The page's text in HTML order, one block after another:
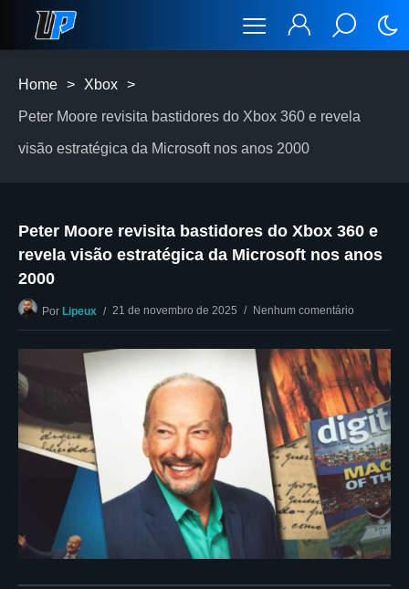
Home > Xbox >
Peter Moore revisita bastidores do Xbox 360 e revela
visão estratégica da Microsoft nos anos 2000
Peter Moore revisita bastidores do Xbox 360 e
revela visão estratégica da Microsoft nos anos
2000
Por Lipeux 21 de novembro de 2025 Nenhum comentário